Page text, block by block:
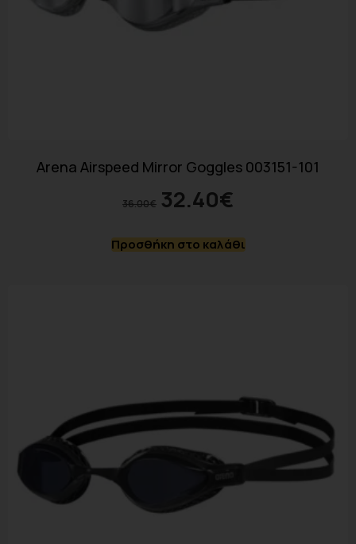
Arena Airspeed Mirror Goggles 003151-101
36.00€ 32.40€
Προσθήκη στο καλάθι